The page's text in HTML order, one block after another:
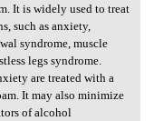
It is widely used to treat
such as anxiety,
syndrome, muscle
legs syndrome.
are treated with a
It may also minimize
of alcohol